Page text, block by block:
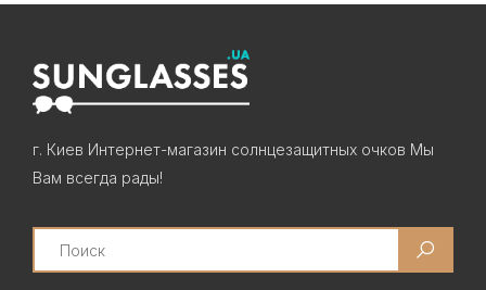
г. Киев Интернет-магазин солнцезащитных очков Мы
Вам всегда рады!
Search